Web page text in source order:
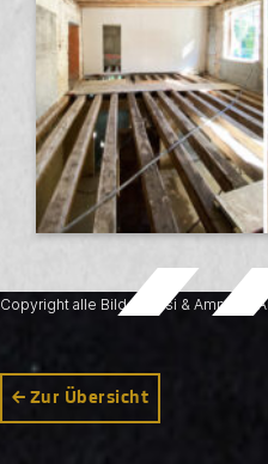
Copyright alle Bilder: Fusi & Ammann
Zur Übersicht